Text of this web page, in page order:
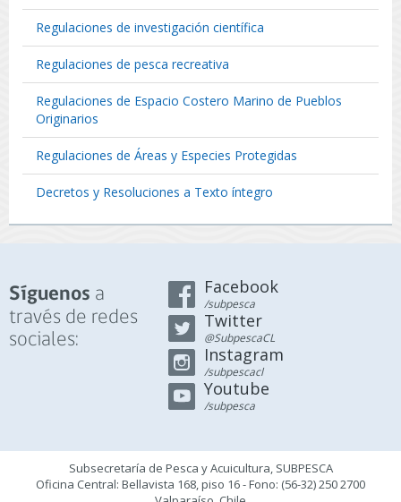
Regulaciones de investigación científica
Regulaciones de pesca recreativa
Regulaciones de Espacio Costero Marino de Pueblos
Originarios
Regulaciones de Áreas y Especies Protegidas
Decretos y Resoluciones a Texto íntegro
Síguenos a
través de redes
sociales:
Facebook
/subpesca
Twitter
@SubpescaCL
Instagram
/subpescacl
Youtube
/subpesca
Subsecretaría de Pesca y Acuicultura, SUBPESCA
Oficina Central: Bellavista 168, piso 16 - Fono: (56-32) 250 2700